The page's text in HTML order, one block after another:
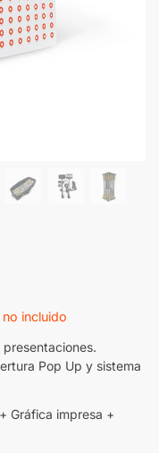
no incluido
Pop Up y sistema
Gráfica impresa +